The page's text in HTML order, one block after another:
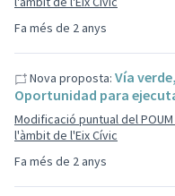
Fa més de 2 anys
Fa més de 2 anys
Nova proposta: Vía
Oportunidad para
Modificació puntual del
l'àmbit de l'Eix Cívic